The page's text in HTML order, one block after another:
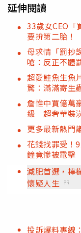
延伸閱讀
33歲女CEO
要拚第二胎！
母求情「罰抄
嗆：反正不體
超愛鮭魚生
驚：滿滿寄生
詹惟中買億萬
級 超奢華裝
更多最新熱門
花錢找罪受！
鐘竟慘被電擊
減肥首選，檸
懷疑人生 PR
投訴爆料專線：